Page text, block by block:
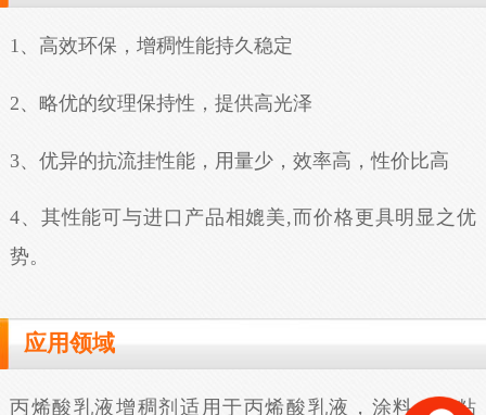
1、高效环保，增稠性能持久稳定
2、略优的纹理保持性，提供高光泽
3、优异的抗流挂性能，用量少，效率高，性价比高
4、其性能可与进口产品相媲美,而价格更具明显之优
势。
应用领域
丙烯酸乳液增稠剂适用于丙烯酸乳液，涂料，胶粘